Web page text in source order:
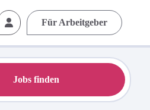
Für Arbeitgeber
Jobs finden